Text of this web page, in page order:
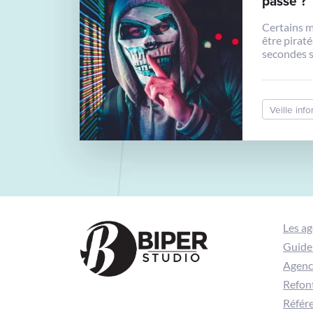
Certains
être
secondes
Veille
Les